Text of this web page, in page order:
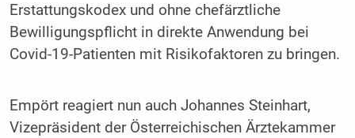
Erstattungskodex und ohne chefärztliche
Bewilligungspflicht in direkte Anwendung bei
Covid-19-Patienten mit Risikofaktoren zu bringen.
Empört reagiert nun auch Johannes Steinhart,
Vizepräsident der Österreichischen Ärztekammer